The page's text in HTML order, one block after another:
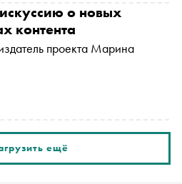
«Сноба»о новых
контента
проекта Марина
ещё